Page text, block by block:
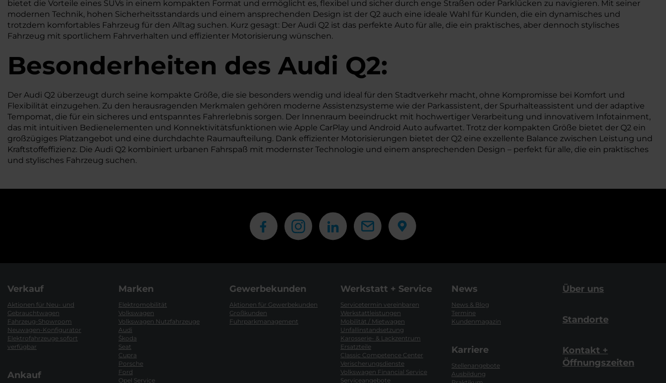
bietet die Vorteile eines SUVs in einem kompakten Format und ermöglicht es, flexibel und sicher durch enge Straßen oder Parklücken zu navigieren. Mit seiner
modernen Technik, hohen Sicherheitsstandards und einem ansprechenden Design ist der Q2 auch eine ideale Wahl für Kunden, die ein dynamisches und
trotzdem komfortables Fahrzeug für den Alltag suchen. Kurz gesagt: Der Audi Q2 ist das perfekte Auto für alle, die ein praktisches, aber dennoch stylisches
Fahrzeug mit sportlichem Fahrverhalten und effizienter Motorisierung wünschen.
Besonderheiten des Audi Q2:
Der Audi Q2 überzeugt durch seine kompakte Größe, die sie besonders wendig und ideal für den Stadtverkehr macht, ohne Kompromisse bei Komfort und
Flexibilität einzugehen. Zu den herausragenden Merkmalen gehören moderne Assistenzsysteme wie der Parkassistent, der Spurhalteassistent und der adaptive
Tempomat, die für ein sicheres und entspanntes Fahrerlebnis sorgen. Der Innenraum beeindruckt mit hochwertiger Verarbeitung und innovativem Infotainment,
das mit intuitiven Bedienelementen und Konnektivitätsfunktionen wie Apple CarPlay und Android Auto aufwartet. Trotz der kompakten Größe bietet der Q2 ein
großzügiges Platzangebot und eine durchdachte Raumaufteilung. Dank effizienter Motorisierungen bietet der Q2 eine exzellente Balance zwischen Leistung und
Kraftstoffeffizienz. Die Audi Q2 kombiniert urbanen Fahrspaß mit modernster Technologie und einem ansprechenden Design – perfekt für alle, die ein praktisches
und stylisches Fahrzeug suchen.
Verkauf
Aktionen für Neu- und
Gebrauchtwagen
Fahrzeug-Showroom
Neuwagen-Konfigurator
Elektrofahrzeuge sofort
verfügbar
Ankauf
Marken
Elektromobilität
Volkswagen
Volkswagen Nutzfahrzeuge
Audi
Škoda
Seat
Cupra
Porsche
Ford
Opel Service
Gewerbekunden
Aktionen für Gewerbekunden
Großkunden
Fuhrparkmanagement
Werkstatt + Service
Servicetermin vereinbaren
Werkstattleistungen
Mobilität / Mietwagen
Unfallinstandsetzung
Karosserie- & Lackzentrum
Ersatzteile
Classic Competence Center
Verischerungsdienste
Volkswagen Financial Service
Serviceangebote
News
News & Blog
Termine
Kundenmagazin
Karriere
Stellenangebote
Ausbildung
Über uns
Standorte
Kontakt +
Öffnungszeiten